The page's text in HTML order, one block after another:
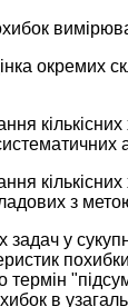
окремих
з
у
в